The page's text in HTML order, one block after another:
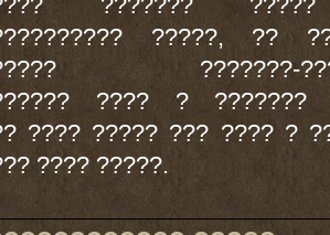
?????, ??
???????-
???? ? ???????
???? ????? ??? ???? ?
???? ?????.